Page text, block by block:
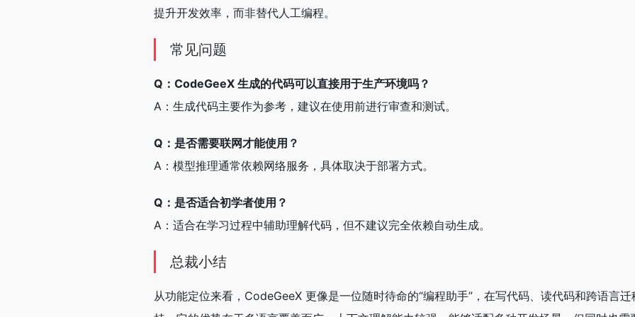
提升开发效率，而非替代人工编程。
常见问题
Q：CodeGeeX 生成的代码可以直接用于生产环境吗？
A：生成代码主要作为参考，建议在使用前进行审查和测试。
Q：是否需要联网才能使用？
A：模型推理通常依赖网络服务，具体取决于部署方式。
Q：是否适合初学者使用？
A：适合在学习过程中辅助理解代码，但不建议完全依赖自动生成。
总裁小结
从功能定位来看，CodeGeeX 更像是一位随时待命的“编程助手”，在写代码、读代码和跨语言迁